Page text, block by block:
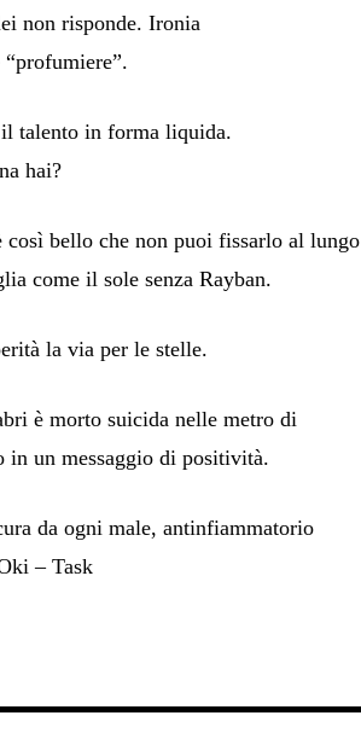
non risponde. Ironia
talento in forma liquida.
hai?
così bello che non puoi fissarlo al lungo
come il sole senza Rayban.
la via per le stelle.
è morto suicida nelle metro di
in un messaggio di positività.
da ogni male, antinfiammatorio
– Task